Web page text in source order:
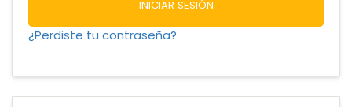
INICIAR SESIÓN
¿Perdiste tu contraseña?